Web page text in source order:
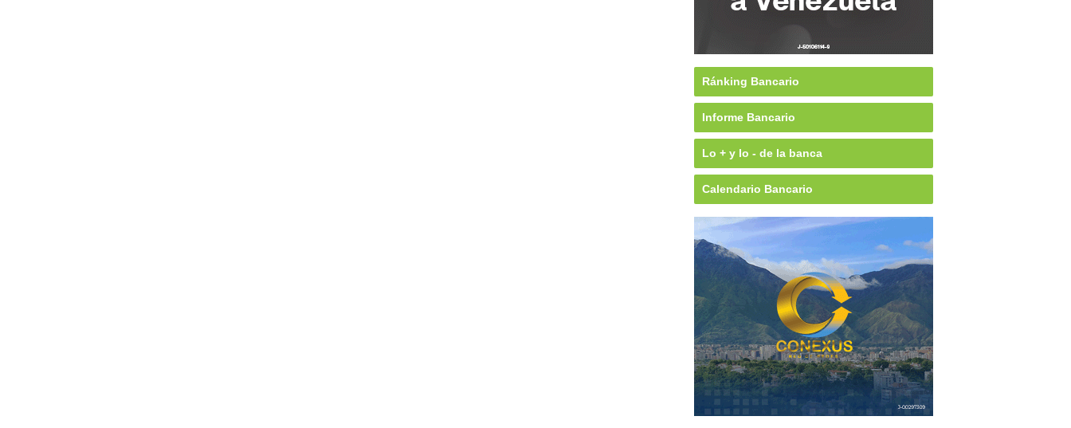
Ránking Bancario
Informe Bancario
Lo + y lo - de la banca
Calendario Bancario